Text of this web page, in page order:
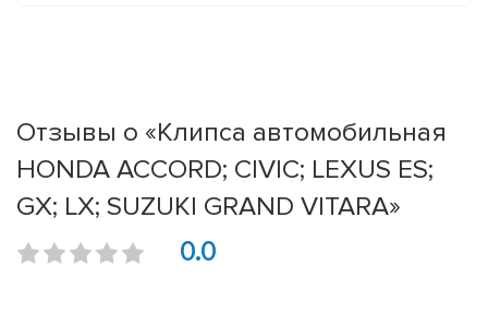
Отзывы о «Клипса автомобильная
HONDA ACCORD; CIVIC; LEXUS ES;
GX; LX; SUZUKI GRAND VITARA»
0.0